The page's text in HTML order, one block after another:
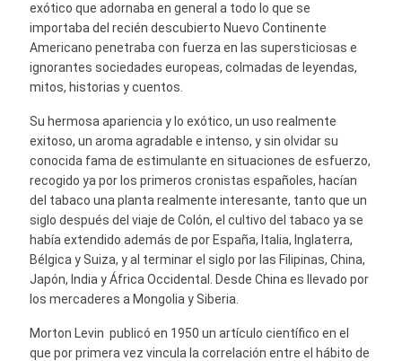
exótico que adornaba en general a todo lo que se
importaba del recién descubierto Nuevo Continente
Americano penetraba con fuerza en las supersticiosas e
ignorantes sociedades europeas, colmadas de leyendas,
mitos, historias y cuentos.
Su hermosa apariencia y lo exótico, un uso realmente
exitoso, un aroma agradable e intenso, y sin olvidar su
conocida fama de estimulante en situaciones de esfuerzo,
recogido ya por los primeros cronistas españoles, hacían
del tabaco una planta realmente interesante, tanto que un
siglo después del viaje de Colón, el cultivo del tabaco ya se
había extendido además de por España, Italia, Inglaterra,
Bélgica y Suiza, y al terminar el siglo por las Filipinas, China,
Japón, India y África Occidental. Desde China es llevado por
los mercaderes a Mongolia y Siberia.
Morton Levin publicó en 1950 un artículo científico en el
que por primera vez vincula la correlación entre el hábito de